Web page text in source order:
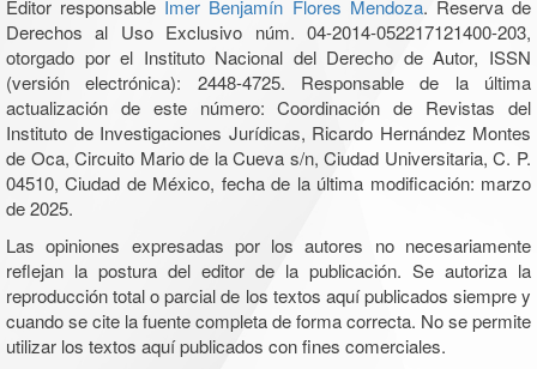
Editor responsable Imer Benjamín Flores Mendoza. Reserva de
Derechos al Uso Exclusivo núm. 04-2014-052217121400-203,
otorgado por el Instituto Nacional del Derecho de Autor, ISSN
(versión electrónica): 2448-4725. Responsable de la última
actualización de este número: Coordinación de Revistas del
Instituto de Investigaciones Jurídicas, Ricardo Hernández Montes
de Oca, Circuito Mario de la Cueva s/n, Ciudad Universitaria, C. P.
04510, Ciudad de México, fecha de la última modificación: marzo
de 2025.
Las opiniones expresadas por los autores no necesariamente
reflejan la postura del editor de la publicación. Se autoriza la
reproducción total o parcial de los textos aquí publicados siempre y
cuando se cite la fuente completa de forma correcta. No se permite
utilizar los textos aquí publicados con fines comerciales.